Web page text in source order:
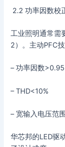
2.2 功率因数校
工业照明通常需
2）。主动PFC
– 功率因数>0.95
– THD<10%
– 宽输入电压范
华芯邦的LED驱